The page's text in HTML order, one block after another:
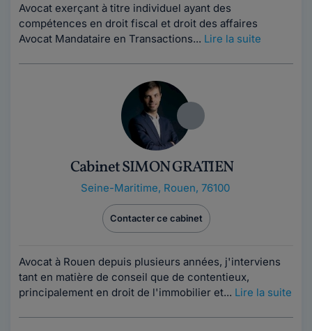
Avocat exerçant à titre individuel ayant des
compétences en droit fiscal et droit des affaires
Avocat Mandataire en Transactions... Lire la suite
Cabinet SIMON GRATIEN
Seine-Maritime, Rouen, 76100
Contacter ce cabinet
Avocat à Rouen depuis plusieurs années, j'interviens
tant en matière de conseil que de contentieux,
principalement en droit de l'immobilier et... Lire la suite